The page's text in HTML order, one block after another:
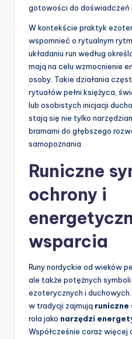
gotowości do doświadczeń
W kontekście praktyk
wspomnieć o rytualnym
układaniu run według
mają na celu wzmocnienie
osoby. Takie działania
rytuałów pełni księżyca,
lub osobistych inicjacji
stają się nie tylko
bramami do głębszego
samopoznania.
Runiczne
ochrony i
wsparcia
Runy nordyckie od wieków
ale także potężnych
ezoterycznych i
w tradycji zajmują runiczne
rola jako narzędzi
Współcześnie coraz więcej